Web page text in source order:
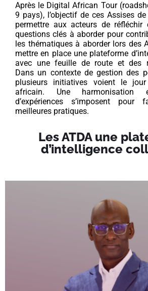
Après le Digital African Tour
9 pays), l’objectif de ces Assises
permettre aux acteurs de réfléchir
questions clés à aborder pour
les thématiques à aborder lors des
mettre en place une plateforme
avec une feuille de route et des
Dans un contexte de gestion des
plusieurs initiatives voient le
africain. Une
d’expériences s’imposent pour
meilleures pratiques.
Les ATDA une
d’intelligence